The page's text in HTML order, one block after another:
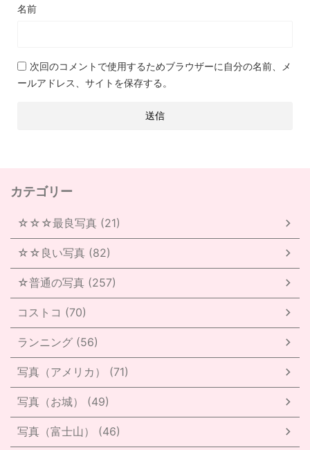
名前
次回のコメントで使用するためブラウザーに自分の名前、メ
ールアドレス、サイトを保存する。
カテゴリー
☆☆☆最良写真 (21)
☆☆良い写真 (82)
☆普通の写真 (257)
コストコ (70)
ランニング (56)
写真（アメリカ） (71)
写真（お城） (49)
写真（富士山） (46)